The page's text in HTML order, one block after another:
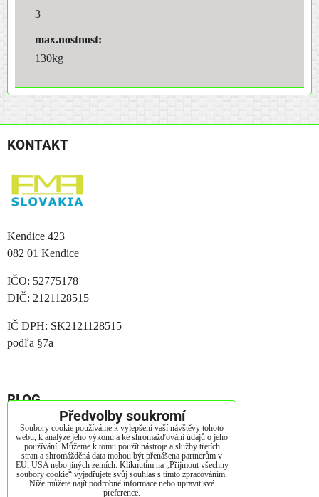
3
max.nostnost:
130kg
KONTAKT
Kendice 423
082 01 Kendice
IČO: 52775178
DIČ: 2121128515
IČ DPH: SK2121128515
podľa §7a
BLOG
Jak vybrát matraci?
Jak správně pečovat o vaší matraci?
Životnost matrací
Předvolby soukromí
Soubory cookie používáme k vylepšení vaší návštěvy tohoto
webu, k analýze jeho výkonu a ke shromažďování údajů o jeho
používání. Můžeme k tomu použít nástroje a služby třetích
stran a shromážděná data mohou být přenášena partnerům v
EU, USA nebo jiných zemích. Kliknutím na „Přijmout všechny
soubory cookie“ vyjadřujete svůj souhlas s tímto zpracováním.
Níže můžete najít podrobné informace nebo upravit své
preference.